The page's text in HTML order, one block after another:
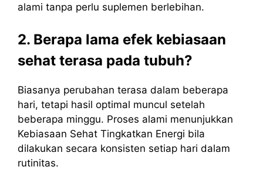
alami tanpa perlu suplemen berlebihan.
2. Berapa lama efek kebiasaan
sehat terasa pada tubuh?
Biasanya perubahan terasa dalam beberapa
hari, tetapi hasil optimal muncul setelah
beberapa minggu. Proses alami menunjukkan
Kebiasaan Sehat Tingkatkan Energi bila
dilakukan secara konsisten setiap hari dalam
rutinitas.